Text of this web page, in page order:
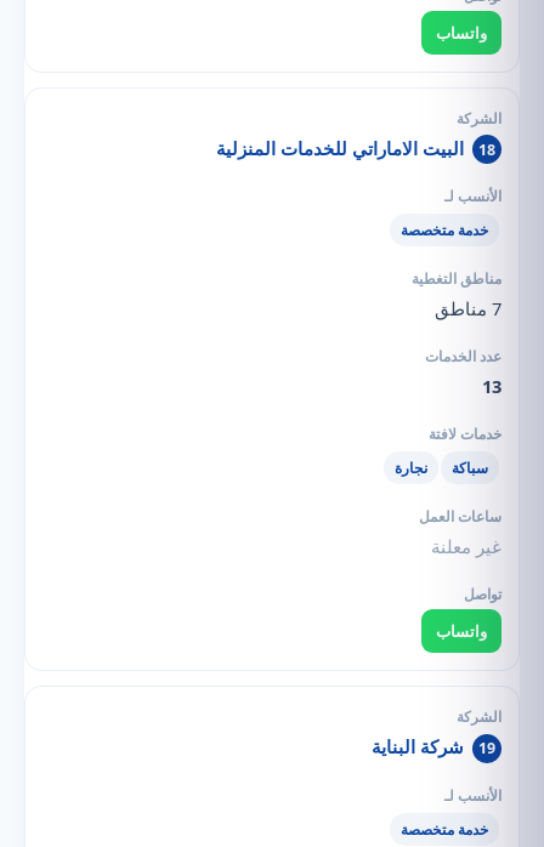
واتساب
18 البيت الاماراتي للخدمات المنزلية
خدمة متخصصة
7 مناطق
13
سباكة نجارة
غير معلنة
واتساب
19 شركة البناية
خدمة متخصصة